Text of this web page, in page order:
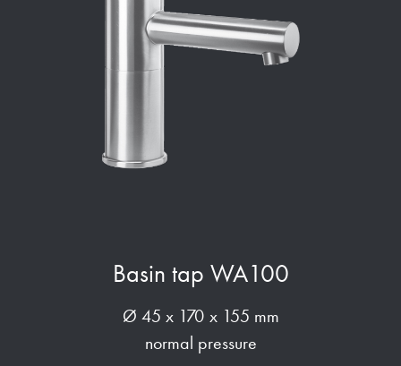
Basin tap WA100
Ø 45 x 170 x 155 mm
normal pressure